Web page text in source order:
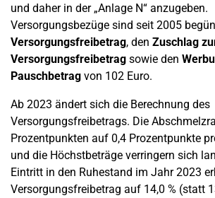
und daher in der „Anlage N“ anzugeben.
Versorgungsbezüge sind seit 2005
Versorgungsfreibetrag, den Zuschlag
Versorgungsfreibetrag sowie den
Pauschbetrag von 102 Euro.
Ab 2023 ändert sich die Berechnung des
Versorgungsfreibetrags. Die
Prozentpunkten auf 0,4 Prozentpunkte
und die Höchstbeträge verringern sich
Eintritt in den Ruhestand im Jahr 2023
Versorgungsfreibetrag auf 14,0 % (statt